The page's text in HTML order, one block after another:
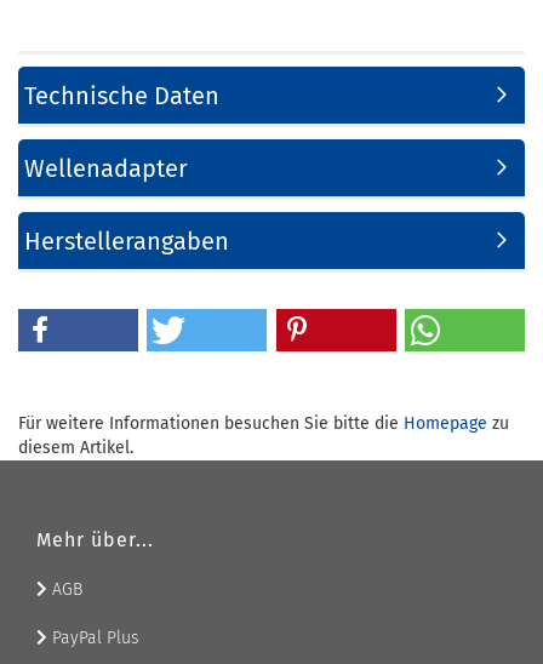
Technische Daten
Wellenadapter
Herstellerangaben
Für weitere Informationen besuchen Sie bitte die Homepage zu
diesem Artikel.
Mehr über...
AGB
PayPal Plus